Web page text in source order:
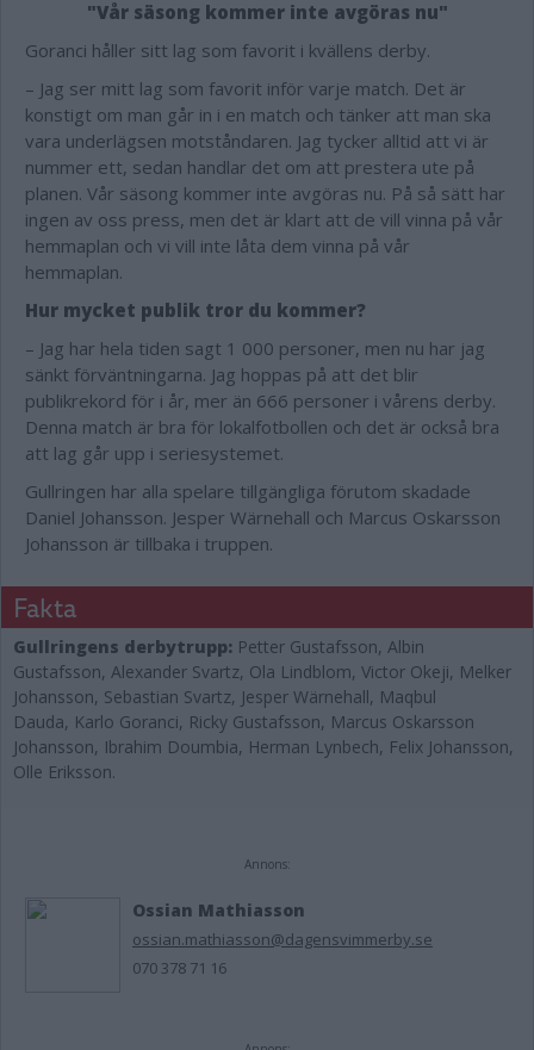
"Vår säsong kommer inte avgöras nu"
Goranci håller sitt lag som favorit i kvällens derby.
– Jag ser mitt lag som favorit inför varje match. Det är
konstigt om man går in i en match och tänker att man ska
vara underlägsen motståndaren. Jag tycker alltid att vi är
nummer ett, sedan handlar det om att prestera ute på
planen. Vår säsong kommer inte avgöras nu. På så sätt har
ingen av oss press, men det är klart att de vill vinna på vår
hemmaplan och vi vill inte låta dem vinna på vår
hemmaplan.
Hur mycket publik tror du kommer?
– Jag har hela tiden sagt 1 000 personer, men nu har jag
sänkt förväntningarna. Jag hoppas på att det blir
publikrekord för i år, mer än 666 personer i vårens derby.
Denna match är bra för lokalfotbollen och det är också bra
att lag går upp i seriesystemet.
Gullringen har alla spelare tillgängliga förutom skadade
Daniel Johansson. Jesper Wärnehall och Marcus Oskarsson
Johansson är tillbaka i truppen.
Fakta
Gullringens derbytrupp: Petter Gustafsson, Albin
Gustafsson, Alexander Svartz, Ola Lindblom, Victor Okeji, Melker
Johansson, Sebastian Svartz, Jesper Wärnehall, Maqbul
Dauda, Karlo Goranci, Ricky Gustafsson, Marcus Oskarsson
Johansson, Ibrahim Doumbia, Herman Lynbech, Felix Johansson,
Olle Eriksson.
Annons:
Ossian Mathiasson
ossian.mathiasson@dagensvimmerby.se
070 378 71 16